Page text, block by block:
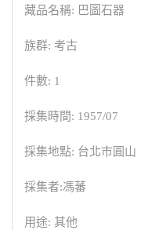
藏品名稱: 巴圖石器
族群: 考古
件數: 1
採集時間: 1957/07
採集地點: 台北市圓山
採集者:馮蕃
用途: 其他